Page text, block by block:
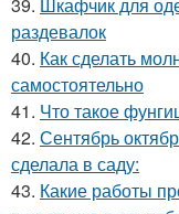
39. Шкафчик для
раздевалок
40. Как сделать
самостоятельно
41. Что такое
42. Сентябрь
сделала в саду:
43. Какие работы